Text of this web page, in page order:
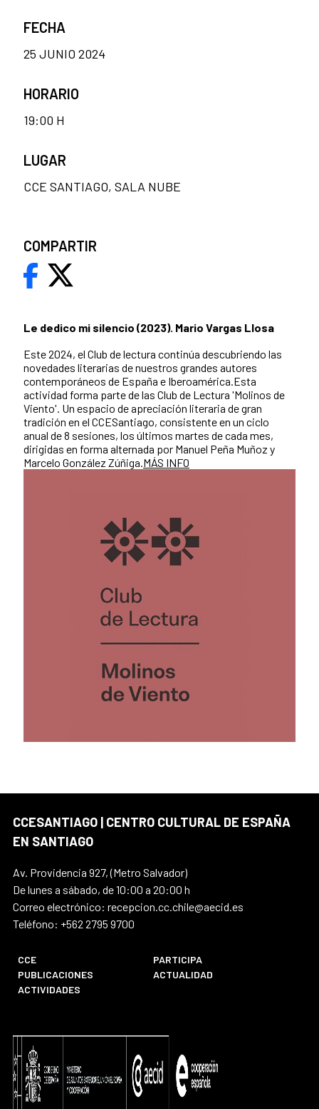
Le dedico mi silencio (2023). Mario Vargas Llosa
Este 2024, el Club de lectura continúa descubriendo las
novedades literarias de nuestros grandes autores
contemporáneos de España e Iberoamérica.Esta
actividad forma parte de las Club de Lectura 'Molinos de
Viento'. Un espacio de apreciación literaria de gran
tradición en el CCESantiago, consistente en un ciclo
anual de 8 sesiones, los últimos martes de cada mes,
dirigidas en forma alternada por Manuel Peña Muñoz y
Marcelo González Zúñiga. MÁS INFO
FECHA
25 JUNIO 2024
HORARIO
19:00 H
LUGAR
CCE SANTIAGO, SALA NUBE
COMPARTIR
CCESANTIAGO | CENTRO CULTURAL DE ESPAÑA
EN SANTIAGO
Av. Providencia 927, (Metro Salvador)
De lunes a sábado, de 10:00 a 20:00 h
Correo electrónico: recepcion.cc.chile@aecid.es
Teléfono: +562 2795 9700
CCE
PARTICIPA
PUBLICACIONES
ACTUALIDAD
ACTIVIDADES